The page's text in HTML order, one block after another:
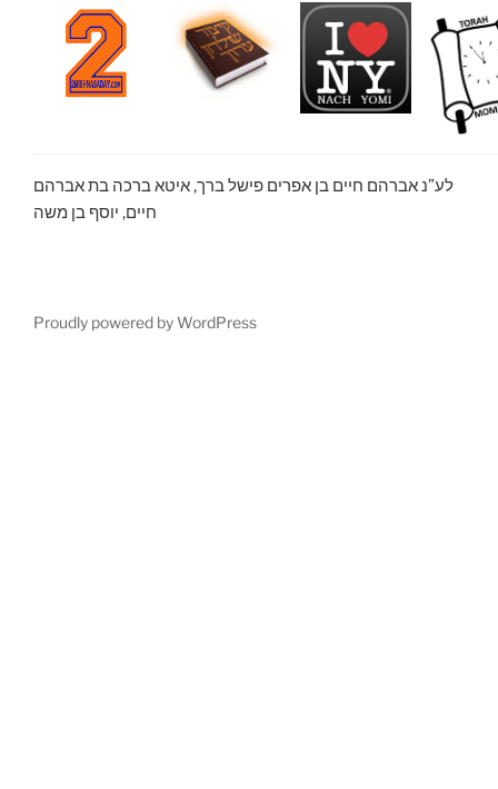
לע”נ אברהם חיים בן אפרים פישל ברך, איטא ברכה בת אברהם
חיים, יוסף בן משה
Proudly powered by WordPress